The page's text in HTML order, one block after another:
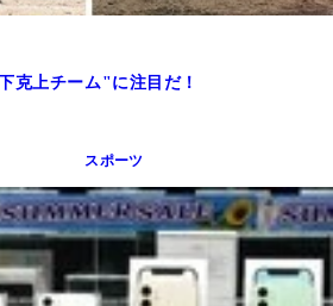
克上チーム"に注目だ！
スポーツ